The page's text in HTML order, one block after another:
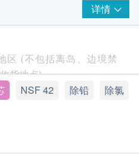
高温烧焗及蒸气活化。
，具NSF 42认证，安全可
两吋滤芯的两倍以上，双
详情
区 (不包括离岛、边境禁
货地点)
址
NSF 42 除铅 除氯